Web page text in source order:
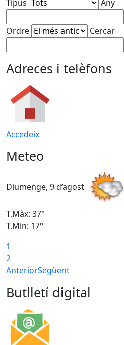
Tipus
Any
Ordre
Cercar
Adreces i telèfons
Accedeix
Meteo
Diumenge, 9 d’agost
T.Màx: 37°
T.Min: 17°
1
2
AnteriorSegüent
Butlletí digital